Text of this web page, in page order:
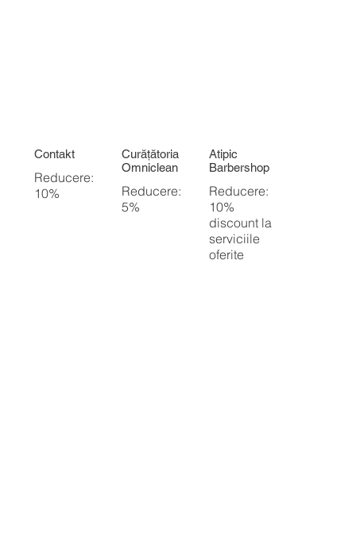
Contakt
Reducere:
10%
Curățătoria
Omniclean
Reducere:
5%
Atipic
Barbershop
Reducere:
10%
discount la
serviciile
oferite